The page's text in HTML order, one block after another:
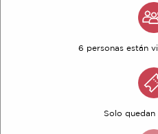
6 personas están
Solo quedan